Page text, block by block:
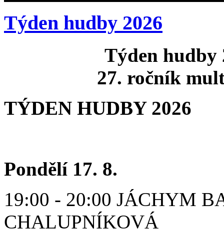
Týden hudby 2026
Týden hudby
27. ročník
TÝDEN HUDBY 2026
Pondělí 17. 8.
19:00 - 20:00 JÁCHYM
CHALUPNÍKOVÁ